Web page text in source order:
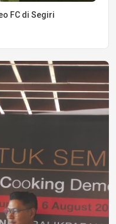
FC di Segiri